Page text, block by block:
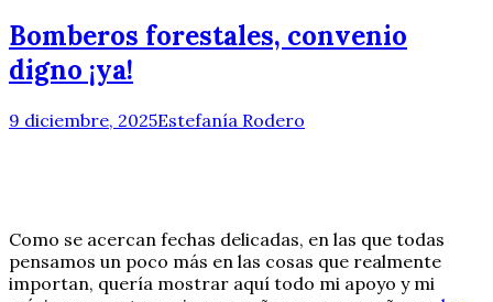
Bomberos forestales, convenio
digno ¡ya!
9 diciembre, 2025Estefanía Rodero
Como se acercan fechas delicadas, en las que todas
pensamos un poco más en las cosas que realmente
importan, quería mostrar aquí todo mi apoyo y mi